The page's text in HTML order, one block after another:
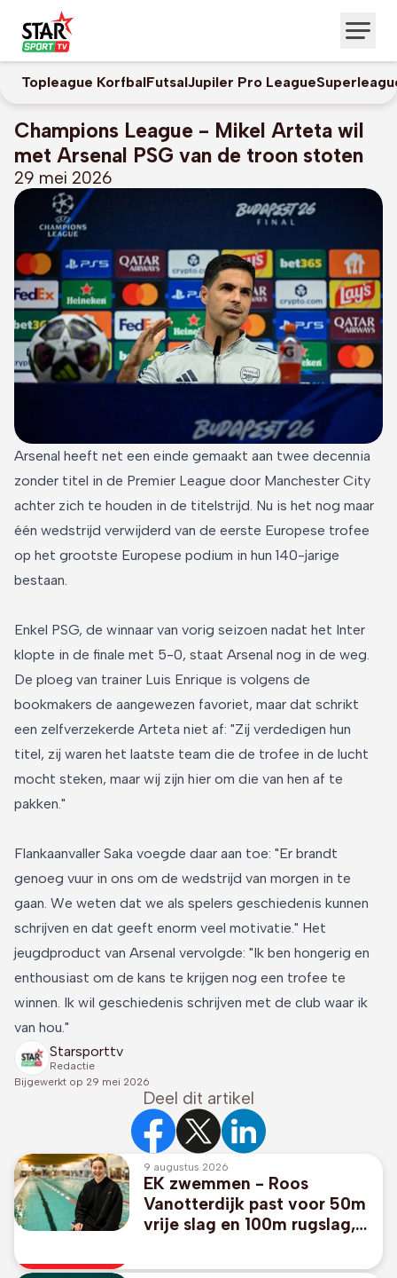
Topleague KorfbalFutsalJupiler Pro League
Champions League - Mikel Arteta wil
met Arsenal PSG van de troon stoten
29 mei 2026
Arsenal heeft net een einde gemaakt aan twee decennia
zonder titel in de Premier League door Manchester City
achter zich te houden in de titelstrijd. Nu is het nog maar
één wedstrijd verwijderd van de eerste Europese trofee
op het grootste Europese podium in hun 140-jarige
bestaan.
Enkel PSG, de winnaar van vorig seizoen nadat het Inter
klopte in de finale met 5-0, staat Arsenal nog in de weg.
De ploeg van trainer Luis Enrique is volgens de
bookmakers de aangewezen favoriet, maar dat schrikt
een zelfverzekerde Arteta niet af: "Zij verdedigen hun
titel, zij waren het laatste team die de trofee in de lucht
mocht steken, maar wij zijn hier om die van hen af te
pakken."
Flankaanvaller Saka voegde daar aan toe: "Er brandt
genoeg vuur in ons om de wedstrijd van morgen in te
gaan. We weten dat we als spelers geschiedenis kunnen
schrijven en dat geeft enorm veel motivatie." Het
jeugdproduct van Arsenal vervolgde: "Ik ben hongerig en
enthousiast om de kans te krijgen nog een trofee te
winnen. Ik wil geschiedenis schrijven met de club waar ik
van hou."
Starsporttv
Redactie
Bijgewerkt op 29 mei 2026
Deel dit artikel
9 augustus 2026
EK zwemmen - Roos
Vanotterdijk past voor 50m
vrije slag en 100m rugslag,
estafetteteam